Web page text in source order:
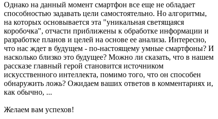
Однако на данный момент смартфон все еще не обладает
способностью задавать цели самостоятельно. Но алгоритмы,
на которых основывается эта "уникальная светящаяся
коробочка", отчасти приближены к обработке информации и
разработке планов и целей на основе ее анализа. Интересно,
что нас ждет в будущем - по-настоящему умные смартфоны? И
насколько близко это будущее? Можно ли сказать, что в нашем
рассказе главный герой становится источником
искусственного интеллекта, помимо того, что он способен
обнаружить ложь? Ожидаем ваших ответов в комментариях и,
как обычно, ...
Желаем вам успехов!